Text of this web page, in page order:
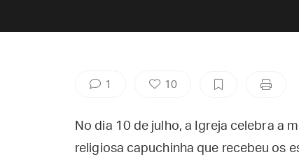
1 10
No dia 10 de julho, a Igreja celebra a
religiosa capuchinha que recebeu os